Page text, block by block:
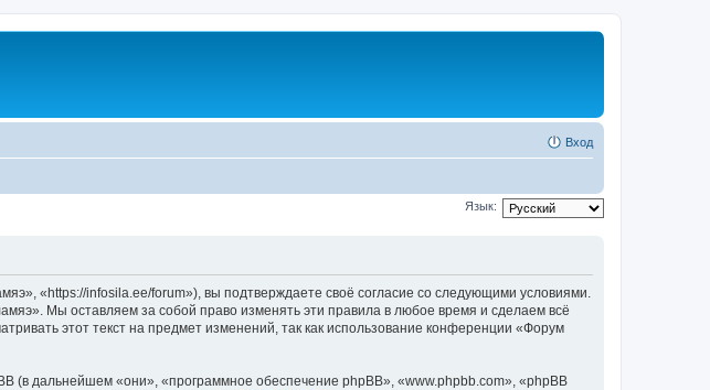
Вход
Язык:
«https://infosila.ee/forum»), вы подтверждаете своё согласие со следующими условиями.
Мы оставляем за собой право изменять эти правила в любое время и сделаем всё
этот текст на предмет изменений, так как использование конференции «Форум
дальнейшем «они», «программное обеспечение phpBB», «www.phpbb.com», «phpBB